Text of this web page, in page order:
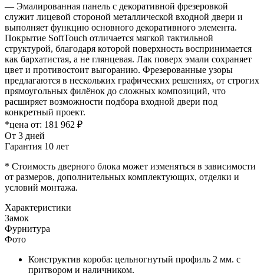
— Эмалированная панель с декоративной фрезеровкой
служит лицевой стороной металлической входной двери и
выполняет функцию основного декоративного элемента.
Покрытие SoftTouch отличается мягкой тактильной
структурой, благодаря которой поверхность воспринимается
как бархатистая, а не глянцевая. Лак поверх эмали сохраняет
цвет и противостоит выгоранию. Фрезерованные узоры
предлагаются в нескольких графических решениях, от строгих
прямоугольных филёнок до сложных композиций, что
расширяет возможности подбора входной двери под
конкретный проект.
*цена от: 181 962 ₽
От 3 дней
Гарантия 10 лет
* Стоимость дверного блока может изменяться в зависимости
от размеров, дополнительных комплектующих, отделки и
условий монтажа.
Характеристики
Замок
Фурнитура
Фото
Конструктив короба: цельногнутый профиль 2 мм. с
притвором и наличником.